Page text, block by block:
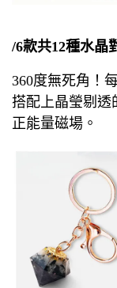
/6款共12種水晶
360度無死角！
搭配上晶瑩剔透
正能量磁場。